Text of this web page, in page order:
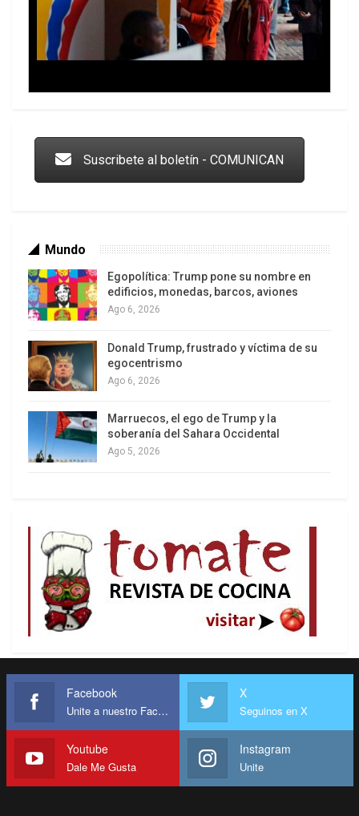
Los latinos le van dando la espalda a Trump
Suscribete al boletín - COMUNICAN
Mundo
Egopolítica: Trump pone su nombre en
edificios, monedas, barcos, aviones
Ago 6, 2026
Donald Trump, frustrado y víctima de su
egocentrismo
Ago 6, 2026
Marruecos, el ego de Trump y la
soberanía del Sahara Occidental
Ago 5, 2026
Facebook
Unite a nuestro Facebook
X
Seguinos en X
Youtube
Dale Me Gusta
Instagram
Unite